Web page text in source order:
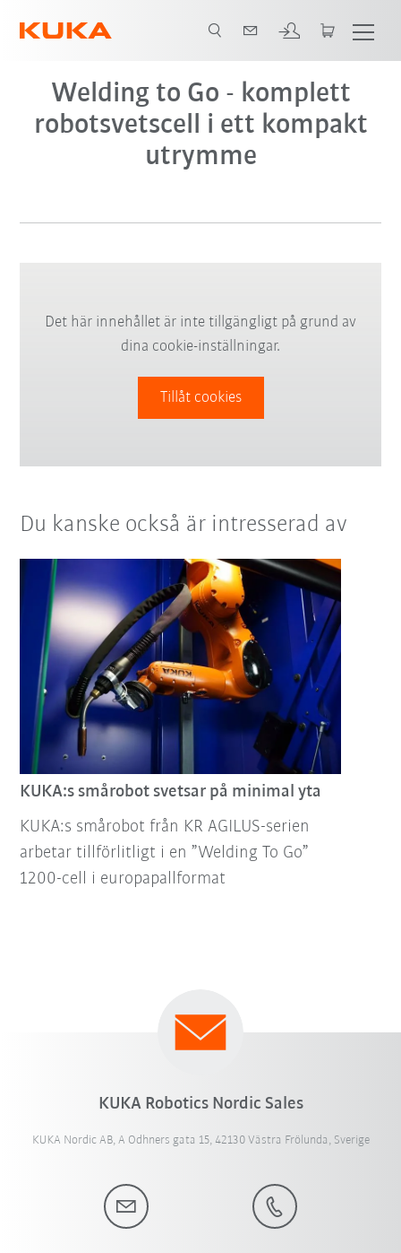
Welding to Go - komplett
robotsvetscell i ett kompakt
utrymme
Det här innehållet är inte tillgängligt på grund av
dina cookie-inställningar.
Tillåt cookies
Du kanske också är intresserad av
KUKA:s smårobot svetsar på minimal yta
KUKA:s smårobot från KR AGILUS-serien
arbetar tillförlitligt i en ”Welding To Go”
1200-cell i europapallformat
KUKA Robotics Nordic Sales
KUKA Nordic AB, A Odhners gata 15, 42130 Västra Frölunda, Sverige